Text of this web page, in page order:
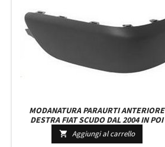
MODANATURA PARAURTI ANTERIORE
DESTRA FIAT SCUDO DAL 2004 IN POI
 Aggiungi al carrello